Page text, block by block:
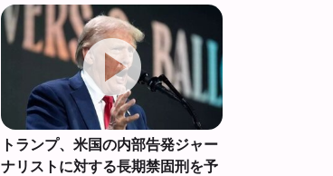
トランプ、米国の内部告発ジャー
ナリストに対する長期禁固刑を予